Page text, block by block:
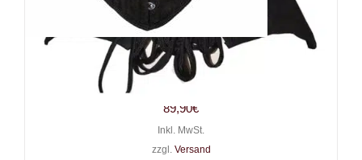
Moon Attic Unterbrustkorsett
Amelia
89,90€
Inkl. MwSt.
zzgl. Versand